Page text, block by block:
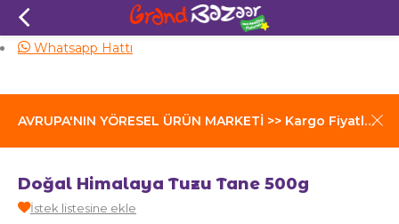
AVRUPA'NIN YÖRESEL ÜRÜN MARKETİ >> Kargo Fiyatları İçin Tıklayınız
Aynı Gün Kargo
Whatsapp Hattı
Doğal Himalaya Tuzu Tane 500g
İstek listesine ekle